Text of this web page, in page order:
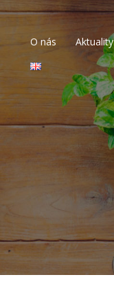
O nás Aktuality